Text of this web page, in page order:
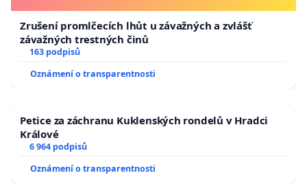
Zrušení promlčecích lhůt u závažných a zvlášť
závažných trestných činů
163 podpisů
Oznámení o transparentnosti
Petice za záchranu Kuklenských rondelů v Hradci
Králové
6 964 podpisů
Oznámení o transparentnosti